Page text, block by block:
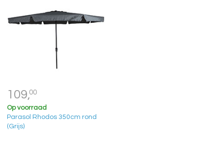
109,00
Op voorraad
Parasol Rhodos 350cm rond
(Grijs)